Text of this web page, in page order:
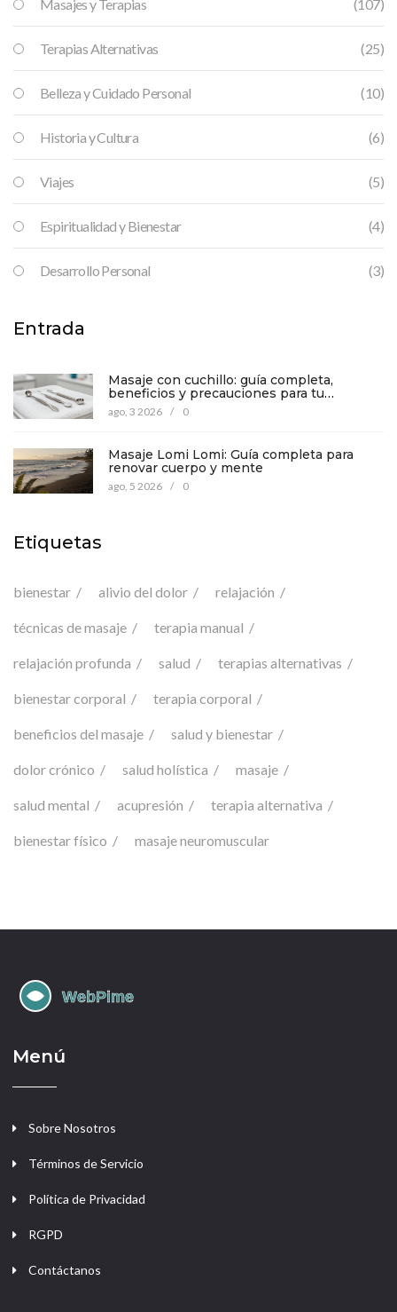
Masajes y Terapias (107)
Terapias Alternativas (25)
Belleza y Cuidado Personal (10)
Historia y Cultura (6)
Viajes (5)
Espiritualidad y Bienestar (4)
Desarrollo Personal (3)
Entrada
Masaje con cuchillo: guía completa,
beneficios y precauciones para tu
bienestar
ago, 3 2026 / 0
Masaje Lomi Lomi: Guía completa para
renovar cuerpo y mente
ago, 5 2026 / 0
Etiquetas
bienestar alivio del dolor relajación
técnicas de masaje terapia manual
relajación profunda salud terapias alternativas
bienestar corporal terapia corporal
beneficios del masaje salud y bienestar
dolor crónico salud holística masaje
salud mental acupresión terapia alternativa
bienestar físico masaje neuromuscular
Menú
Sobre Nosotros
Términos de Servicio
Política de Privacidad
RGPD
Contáctanos